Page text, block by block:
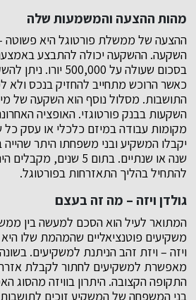
מהות ההצעה והמשמעות שלה
ההצעה של ממשלת פורטוגל היא פשוטה
השקעה. ההשקעה יכולה להתבצע
בסכום שעולה על
כאשר הרוכש מתחייב להחזיק בנכס ולא
התושבות. מסלול נוסף הוא השקעה של
מקומות עבודה במיזם כלכלי או עסק
יקבלו המשקיע ובני משפחתו היתר
שנה או שנתיים. בתום 5
להתחיל בהליך התאזרחות בפורטוגל.
גולדן ויזה – מה זה בעצם
המתואר לעיל הוא הסכם למעשה בין
משקיעים פוטנציאליים שהמהמת שלו
ויזה – ויזת זהב הניתנת למשקיעים. בשונה
מאפשרת למשקיעים לחתור לקבלת
התקופה הקצובה. היתרון בוויזה מהסוג
בני המשפחה של המשקיע זוכים